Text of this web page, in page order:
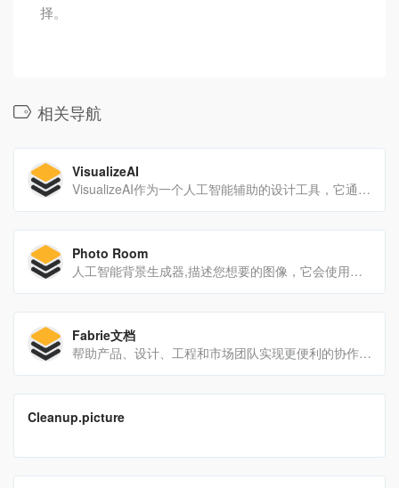
择。
相关导航
VisualizeAI
VisualizeAI作为一个人工智能辅助的设计工具，它通过提供快速原型构建和设计可视化功能，极大地提高了设计师的工作效率。
Photo Room
人工智能背景生成器,描述您想要的图像，它会使用符合您确切要求的稳定扩散神奇地生成无限数量的独特背景
Fabrie文档
帮助产品、设计、工程和市场团队实现更便利的协作，更高效的日常沟通与创意管理
Cleanup.picture